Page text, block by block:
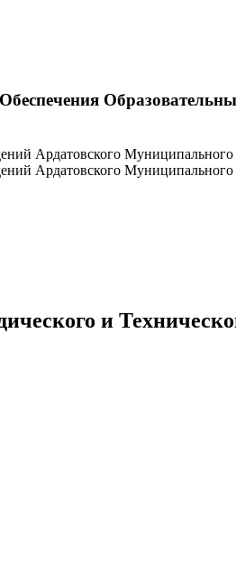
Ардатовского Муниципального
Ардатовского
и